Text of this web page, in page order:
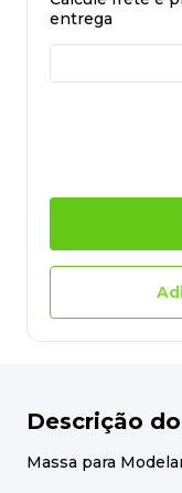
Descrição
Massa para